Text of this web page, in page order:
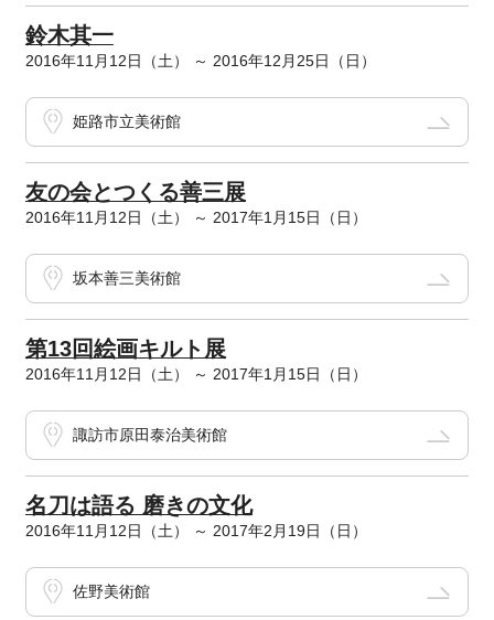
鈴木其一
2016年11月12日（土） ～ 2016年12月25日（日）
姫路市立美術館
友の会とつくる善三展
2016年11月12日（土） ～ 2017年1月15日（日）
坂本善三美術館
第13回絵画キルト展
2016年11月12日（土） ～ 2017年1月15日（日）
諏訪市原田泰治美術館
名刀は語る 磨きの文化
2016年11月12日（土） ～ 2017年2月19日（日）
佐野美術館